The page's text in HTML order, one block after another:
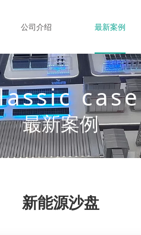
公司介绍 最新案例
case
最新案例
新能源沙盘